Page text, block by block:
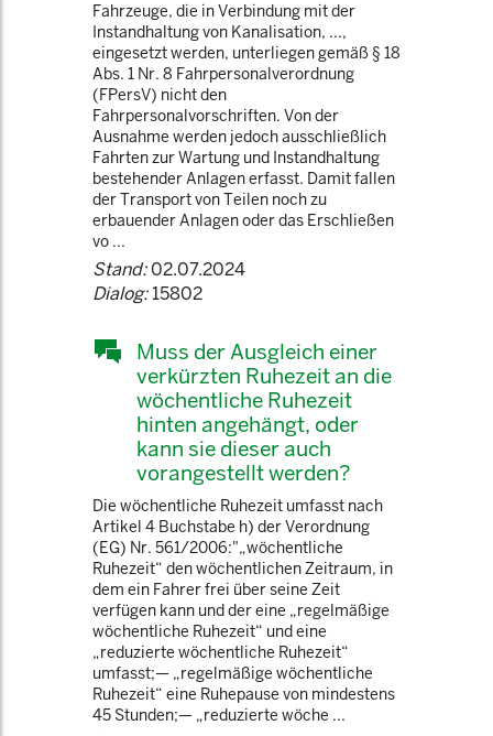
Fahrzeuge, die in Verbindung mit der
Instandhaltung von Kanalisation, ...,
eingesetzt werden, unterliegen gemäß § 18
Abs. 1 Nr. 8 Fahrpersonalverordnung
(FPersV) nicht den
Fahrpersonalvorschriften. Von der
Ausnahme werden jedoch ausschließlich
Fahrten zur Wartung und Instandhaltung
bestehender Anlagen erfasst. Damit fallen
der Transport von Teilen noch zu
erbauender Anlagen oder das Erschließen
vo ...
Stand:02.07.2024
Dialog:15802
Muss der Ausgleich einer
verkürzten Ruhezeit an die
wöchentliche Ruhezeit
hinten angehängt, oder
kann sie dieser auch
vorangestellt werden?
Die wöchentliche Ruhezeit umfasst nach
Artikel 4 Buchstabe h) der Verordnung
(EG) Nr. 561/2006:"„wöchentliche
Ruhezeit“ den wöchentlichen Zeitraum, in
dem ein Fahrer frei über seine Zeit
verfügen kann und der eine „regelmäßige
wöchentliche Ruhezeit“ und eine
„reduzierte wöchentliche Ruhezeit“
umfasst;— „regelmäßige wöchentliche
Ruhezeit“ eine Ruhepause von mindestens
45 Stunden;— „reduzierte wöche ...